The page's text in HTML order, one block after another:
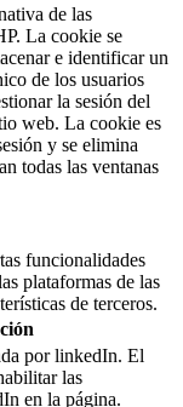
de las
La cookie se
e identificar un
de los usuarios
la sesión del
web. La cookie es
y se elimina
todas las ventanas
funcionalidades
plataformas de las
de terceros.
por linkedIn. El
las
en la página.